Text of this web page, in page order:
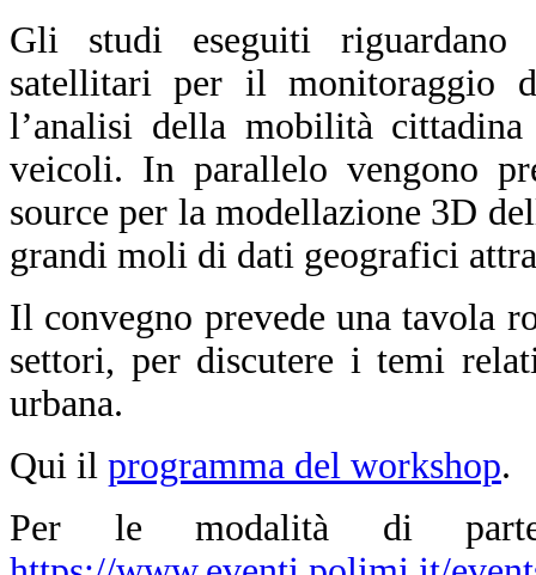
Gli studi eseguiti riguardano
satellitari per il monitoraggio
l’analisi della mobilità
veicoli. In parallelo vengono
source per la modellazione 3D
grandi moli di dati geografici
Il convegno prevede una tavola
settori, per discutere i temi
urbana.
Qui il programma del workshop.
Per le modalità di